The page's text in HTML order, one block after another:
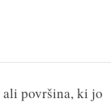
ali površina, ki jo